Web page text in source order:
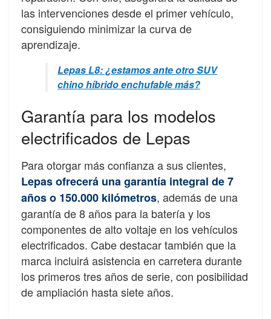
las intervenciones desde el primer vehículo,
consiguiendo minimizar la curva de
aprendizaje.
Lepas L8: ¿estamos ante otro SUV
chino híbrido enchufable más?
Garantía para los modelos
electrificados de Lepas
Para otorgar más confianza a sus clientes,
Lepas ofrecerá una garantía integral de 7
años o 150.000 kilómetros, además de una
garantía de 8 años para la batería y los
componentes de alto voltaje en los vehículos
electrificados. Cabe destacar también que la
marca incluirá asistencia en carretera durante
los primeros tres años de serie, con posibilidad
de ampliación hasta siete años.